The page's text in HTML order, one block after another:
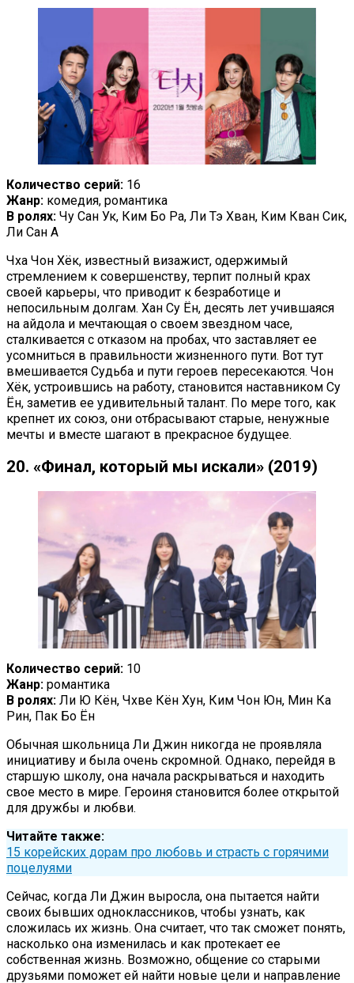
Количество серий: 16
Жанр: комедия, романтика
В ролях: Чу Сан Ук, Ким Бо Ра, Ли Тэ Хван, Ким Кван Сик,
Ли Сан А
Чха Чон Хёк, известный визажист, одержимый
стремлением к совершенству, терпит полный крах
своей карьеры, что приводит к безработице и
непосильным долгам. Хан Су Ён, десять лет учившаяся
на айдола и мечтающая о своем звездном часе,
сталкивается с отказом на пробах, что заставляет ее
усомниться в правильности жизненного пути. Вот тут
вмешивается Судьба и пути героев пересекаются. Чон
Хёк, устроившись на работу, становится наставником Су
Ён, заметив ее удивительный талант. По мере того, как
крепнет их союз, они отбрасывают старые, ненужные
мечты и вместе шагают в прекрасное будущее.
20. «Финал, который мы искали» (2019)
Количество серий: 10
Жанр: романтика
В ролях: Ли Ю Кён, Чхве Кён Хун, Ким Чон Юн, Мин Ка
Рин, Пак Бо Ён
Обычная школьница Ли Джин никогда не проявляла
инициативу и была очень скромной. Однако, перейдя в
старшую школу, она начала раскрываться и находить
свое место в мире. Героиня становится более открытой
для дружбы и любви.
Читайте также:
15 корейских дорам про любовь и страсть с горячими
поцелуями
Сейчас, когда Ли Джин выросла, она пытается найти
своих бывших одноклассников, чтобы узнать, как
сложилась их жизнь. Она считает, что так сможет понять,
насколько она изменилась и как протекает ее
собственная жизнь. Возможно, общение со старыми
друзьями поможет ей найти новые цели и направление